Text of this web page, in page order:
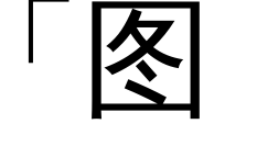
图